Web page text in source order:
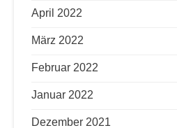
April 2022
März 2022
Februar 2022
Januar 2022
Dezember 2021